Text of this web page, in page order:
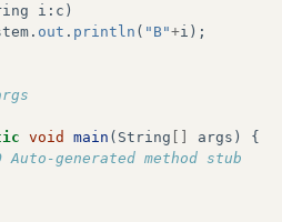
i : c )
. out . println ( "B"+i );
void main ( String args )
{
Auto-generated method stub